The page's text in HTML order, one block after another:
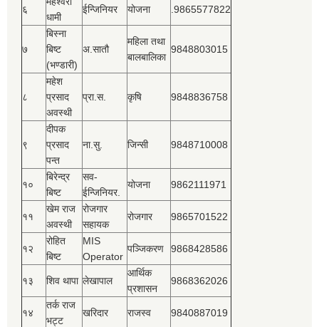
६
धामी
ईन्जिनियर योजना .9865577822
७
बिस्‍ना
बिष्‍ट
(भण्डारी)
अ.सातौ
महिला तथा
बालबालिका
9848803015
८
महेश
प्रसाद
अवस्थी
प्रा.स. कृषि 9848836758
९
दीपक
प्रसाद
पन्त
ना.सु. जिन्सी 9848710008
१०
बिरेन्द्र
बिष्‍ट
सव-
ईन्जिनियर.
योजना 9862111971
११
खेम राज
अवस्थी
रोजगार
सहायक
रोजगार 9865701522
१२
रोहित
बिष्‍ट
MIS
Operator
पञ्‍जिकरण 9868428586
१३ शिव थापा लेखापाल
आर्थिक
प्रशासन
9868362026
१४
तर्क राज
भट्ट
खरिदार राजस्‍व 9840887019